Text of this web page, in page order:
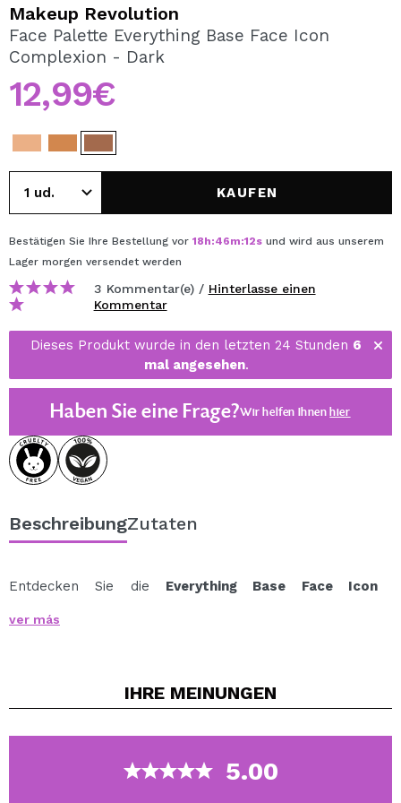
REGISTRIEREN
Durch die Erstellung eines Kontos bei Maquillalia.de
können Sie Ihre Einkäufe schnell tätigen, den Status Ihrer
Bestellungen überprüfen und Ihre bisherigen Vorgänge
einsehen.
Makeup Revolution
Face Palette Everything Base Face Icon
Complexion - Dark
12,99€
KAUFEN
Bestätigen Sie Ihre Bestellung vor 18h:46m:12s und wird aus unserem
Lager morgen versendet werden
3 Kommentar(e) / Hinterlasse einen
Kommentar
Dieses Produkt wurde in den letzten 24 Stunden 6
mal angesehen.
Haben Sie eine Frage?Wir helfen Ihnenhier
BeschreibungZutaten
Entdecken Sie die Everything Base Face Icon
Palette, die Ihre Make-up-Routine revolutionieren wird.
natürlichen und strahlenden Teint – jederzeit.
lässt es sich mühelos auf der Haut verteilen, ohne feine
Linien zu betonen, und hinterlässt ein strahlendes und
ver más
IHRE MEINUNGEN
5.00